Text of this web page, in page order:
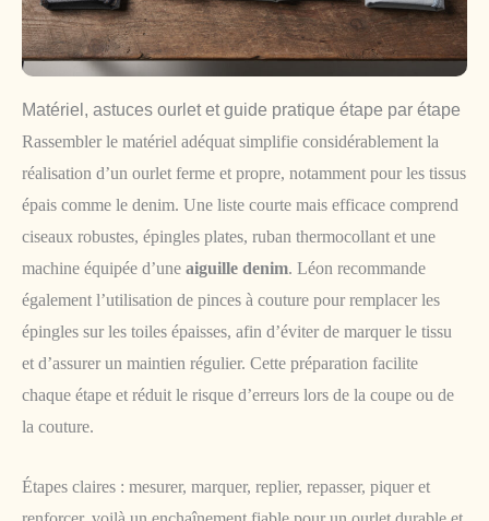
Matériel, astuces ourlet et guide pratique étape par étape
Rassembler le matériel adéquat simplifie considérablement la
réalisation d’un ourlet ferme et propre, notamment pour les tissus
épais comme le denim. Une liste courte mais efficace comprend
ciseaux robustes, épingles plates, ruban thermocollant et une
machine équipée d’une aiguille denim. Léon recommande
également l’utilisation de pinces à couture pour remplacer les
épingles sur les toiles épaisses, afin d’éviter de marquer le tissu
et d’assurer un maintien régulier. Cette préparation facilite
chaque étape et réduit le risque d’erreurs lors de la coupe ou de
la couture.
Étapes claires : mesurer, marquer, replier, repasser, piquer et